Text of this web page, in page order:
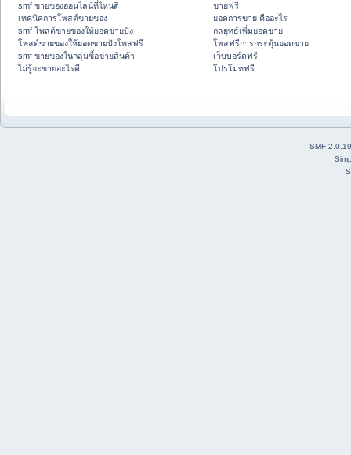
smf ขายของออนไลน์ที่ไหนดี
เทคนิคการโพสต์ขายของ
smf โพสต์ขายของให้ยอดขายปัง
โพสต์ขายของให้ยอดขายปังโพสฟรี
smf ขายของในกลุ่มซื้อขายสินค้า
ไม่รู้จะขายอะไรดี
ขายฟรี
ยอดการขาย คืออะไร
กลยุทธ์เพิ่มยอดขาย
โพสฟรีการกระตุ้นยอดขาย
เว็บบอร์ดฟรี
โปรโมทฟรี
SMF 2.0.19